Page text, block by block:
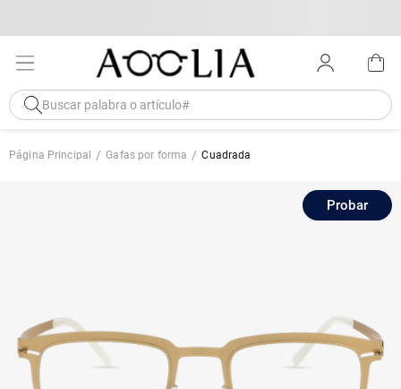
Página Principal Gafas por forma Cuadrada
Probar